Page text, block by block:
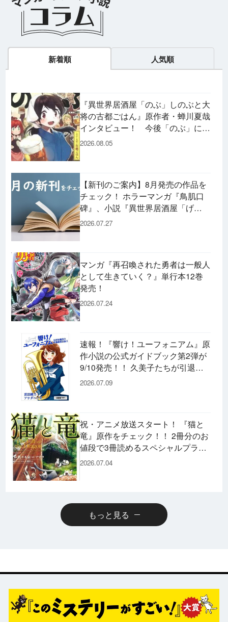
新着順 人気順
『異世界居酒屋「のぶ」しのぶと大
将の古都ごはん』原作者・蝉川夏哉
インタビュー！ 今後「のぶ」に登
場するメニューは……!?
2026.08.05
【新刊のご案内】8月発売の作品を
チェック！ ホラーマンガ『鳥肌口
碑』、小説『異世界居酒屋「げ
ん」』、文庫『カエル男 完結編』
などずらり！
2026.07.27
マンガ『再召喚された勇者は一般人
として生きていく？』単行本12巻
発売！
2026.07.24
速報！『響け！ユーフォニアム』原
作小説の公式ガイドブック第2弾が
9/10発売！！ 久美子たちが引退し
た後の書き下ろし小説など充実の内
2026.07.09
祝・アニメ放送スタート！ 『猫と
竜』原作をチェック！！ 2冊分のお
値段で3冊読めるスペシャルプライ
スパックのコミックスも発売！
2026.07.04
もっと見る